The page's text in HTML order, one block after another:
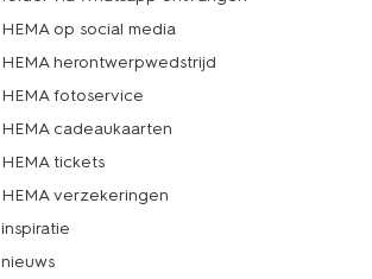
HEMA op social media
HEMA herontwerpwedstrijd
HEMA fotoservice
HEMA cadeaukaarten
HEMA tickets
HEMA verzekeringen
inspiratie
nieuws